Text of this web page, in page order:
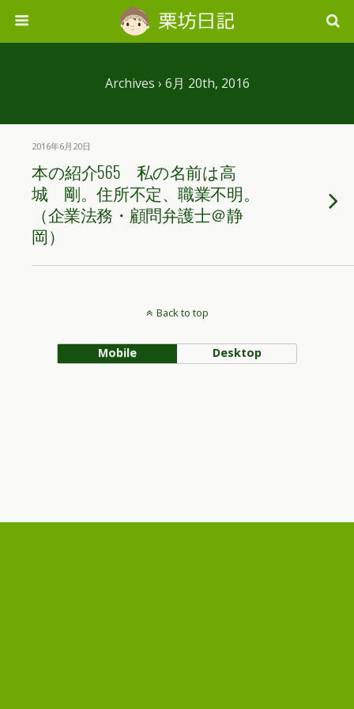
Archives › 6月 20th, 2016
2016年6月20日
本の紹介565 私の名前は高
城 剛。住所不定、職業不明。
（企業法務・顧問弁護士＠静
岡）
Back to top
Mobile Desktop